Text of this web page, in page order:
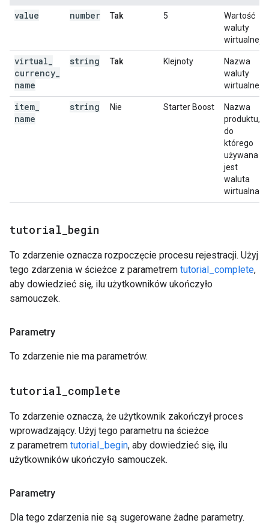
value number Tak 5
Wartość
waluty
wirtualnej.
virtual
currency
name
string Tak Klejnoty
Nazwa
waluty
wirtualnej.
item
name
string Nie Starter Boost
Nazwa
produktu,
do
którego
używana
jest
waluta
wirtualna.
tutorial begin
To zdarzenie oznacza rozpoczęcie procesu rejestracji. Użyj
tego zdarzenia w ścieżce z parametrem tutorial_complete,
aby dowiedzieć się, ilu użytkowników ukończyło
samouczek.
Parametry
To zdarzenie nie ma parametrów.
tutorial complete
To zdarzenie oznacza, że użytkownik zakończył proces
wprowadzający. Użyj tego parametru na ścieżce
z parametrem tutorial_begin, aby dowiedzieć się, ilu
użytkowników ukończyło samouczek.
Parametry
Dla tego zdarzenia nie są sugerowane żadne parametry.